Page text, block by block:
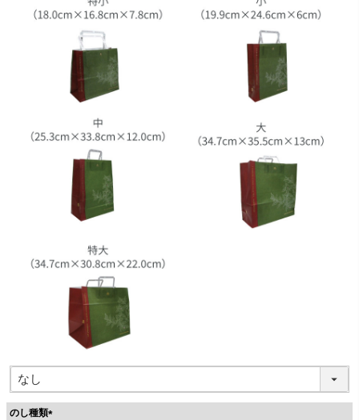
のし種類